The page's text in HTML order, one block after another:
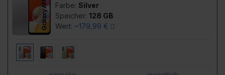
Farbe: Silver
Speicher:128 GB
Wert: ~179,99 €